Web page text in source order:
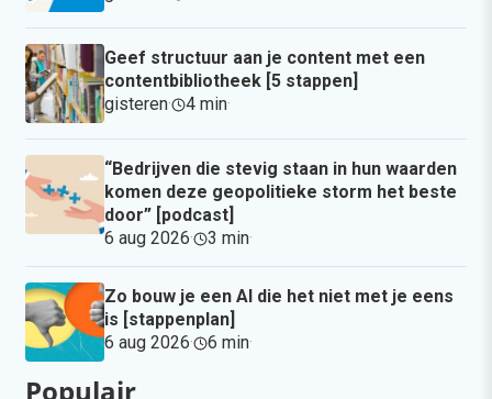
Geef structuur aan je content met een
contentbibliotheek [5 stappen]
gisteren· 4 min·
“Bedrijven die stevig staan in hun waarden
komen deze geopolitieke storm het beste
door” [podcast]
6 aug 2026· 3 min·
Zo bouw je een AI die het niet met je eens
is [stappenplan]
6 aug 2026· 6 min·
Populair